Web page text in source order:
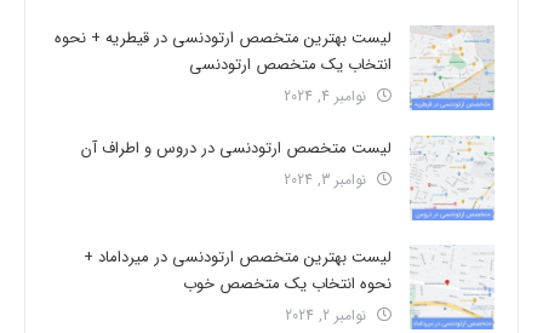
لیست بهترین متخصص ارتودنسی در قیطریه + نحوه
انتخاب یک متخصص ارتودنسی
نوامبر 4, 2024
لیست متخصص ارتودنسی در دروس و اطراف آن
نوامبر 3, 2024
لیست بهترین متخصص ارتودنسی در میرداماد +
نحوه انتخاب یک متخصص خوب
نوامبر 2, 2024